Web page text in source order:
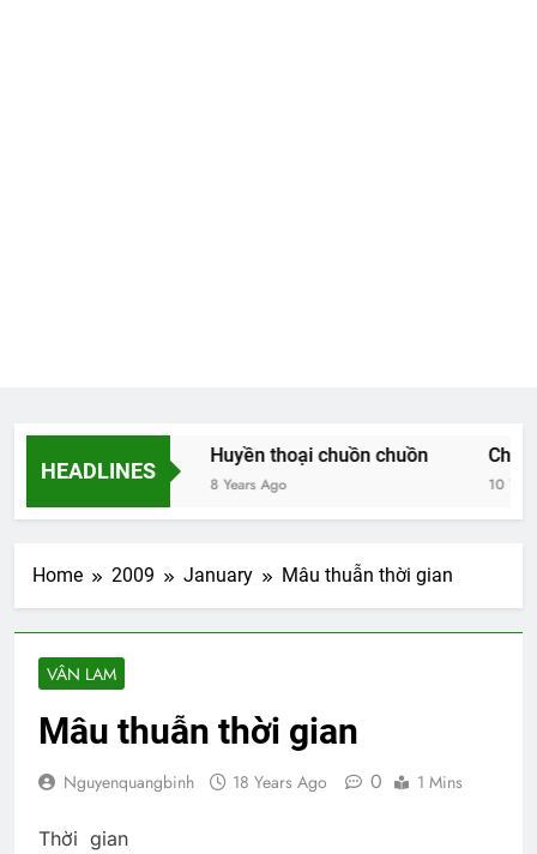
HEADLINES
8 Years Ago
Huyền thoại chuồn chuồn
8 Years Ago
Chiều
10 Years
Home 2009 January Mâu thuẫn thời gian
VÂN LAM
Mâu thuẫn thời gian
Nguyenquangbinh 18 Years Ago 0 1 Mins
Thời gian